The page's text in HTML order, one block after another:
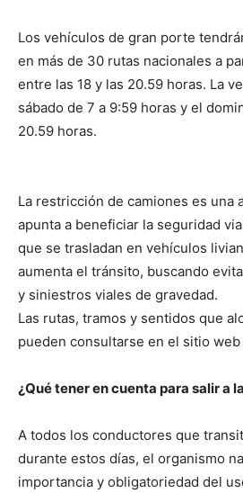
Los vehículos de gran porte
en más de 30 rutas nacionales a
entre las 18 y las 20.59 horas. La
sábado de 7 a 9:59 horas y el
20.59 horas.
La restricción de camiones es una
apunta a beneficiar la seguridad
que se trasladan en vehículos
aumenta el tránsito, buscando
y siniestros viales de gravedad.
Las rutas, tramos y sentidos que
pueden consultarse en el sitio web
¿Qué tener en cuenta para salir a
A todos los conductores que
durante estos días, el organismo
importancia y obligatoriedad del